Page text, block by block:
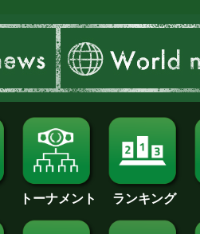
トーナメント ランキング